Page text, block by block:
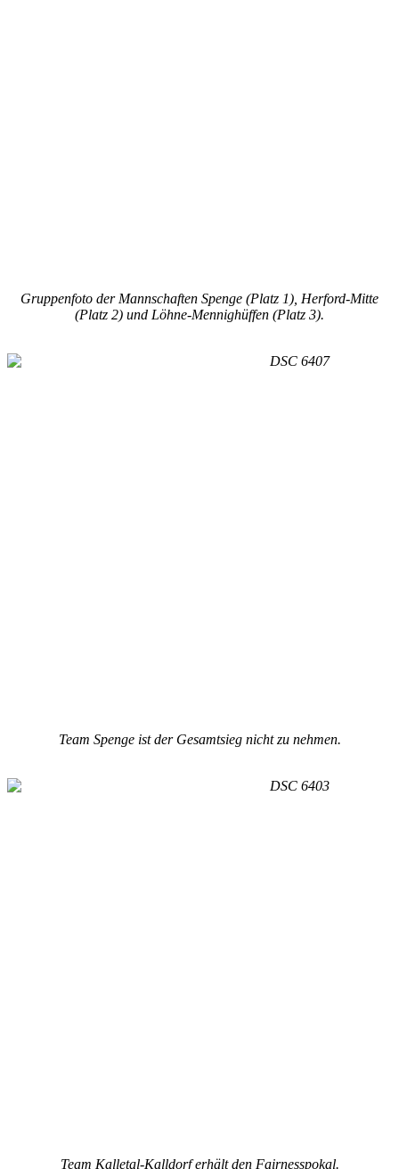
Gruppenfoto der Mannschaften Spenge (Platz 1), Herford-Mitte
(Platz 2) und Löhne-Mennighüffen (Platz 3).
Team Spenge ist der Gesamtsieg nicht zu nehmen.
Team Kalletal-Kalldorf erhält den Fairnesspokal.